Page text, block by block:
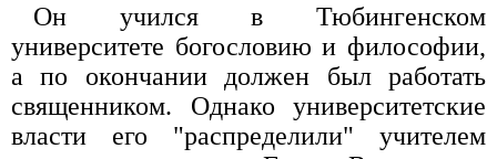
Он учился в Тюбингенском
университете богословию и философии,
а по окончании должен был работать
священником. Однако университетские
власти его "распределили" учителем